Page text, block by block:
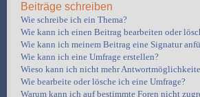
Beiträge schreiben
Wie schreibe ich ein Thema?
Wie kann ich einen Beitrag bearbeiten oder
Wie kann ich meinem Beitrag eine Signatur
Wie kann ich eine Umfrage erstellen?
Wieso kann ich nicht mehr
Wie bearbeite oder lösche ich eine Umfrage?
Warum kann ich auf bestimmte Foren nicht